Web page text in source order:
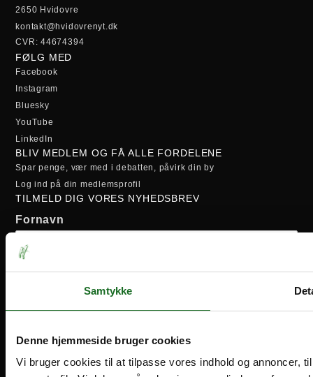
Samtykke
Denne hjemmeside bruger cookies
Vi bruger cookies til at tilpasse vores indhold og annoncer,
2650 Hvidovre
kontakt@hvidovrenyt.dk
CVR: 44674394
FØLG MED
Facebook
Instagram
Bluesky
YouTube
LinkedIn
BLIV MEDLEM OG FÅ ALLE FORDELENE
Spar penge, vær med i debatten, påvirk din by
Log ind på din medlemsprofil
TILMELD DIG VORES NYHEDSBREV
Fornavn
Efternavn